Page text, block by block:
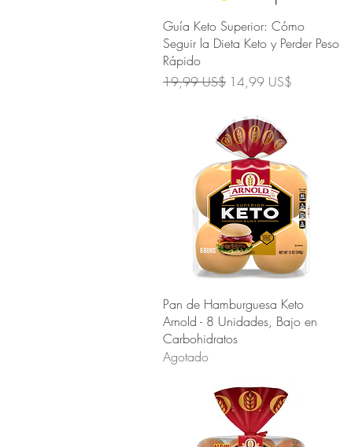
Vista rápida
Guía Keto Superior: Cómo
Seguir la Dieta Keto y Perder Peso
Rápido
Precio
19,99 US$ Precio de oferta
14,99 US$
Vista rápida
Pan de Hamburguesa Keto
Arnold - 8 Unidades, Bajo en
Carbohidratos
Agotado